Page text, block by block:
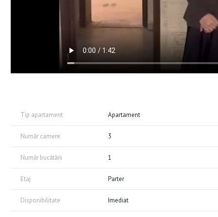
Tip apartament Apartament
Număr camere 3
Număr bucătării 1
Etaj Parter
Disponibilitate Imediat